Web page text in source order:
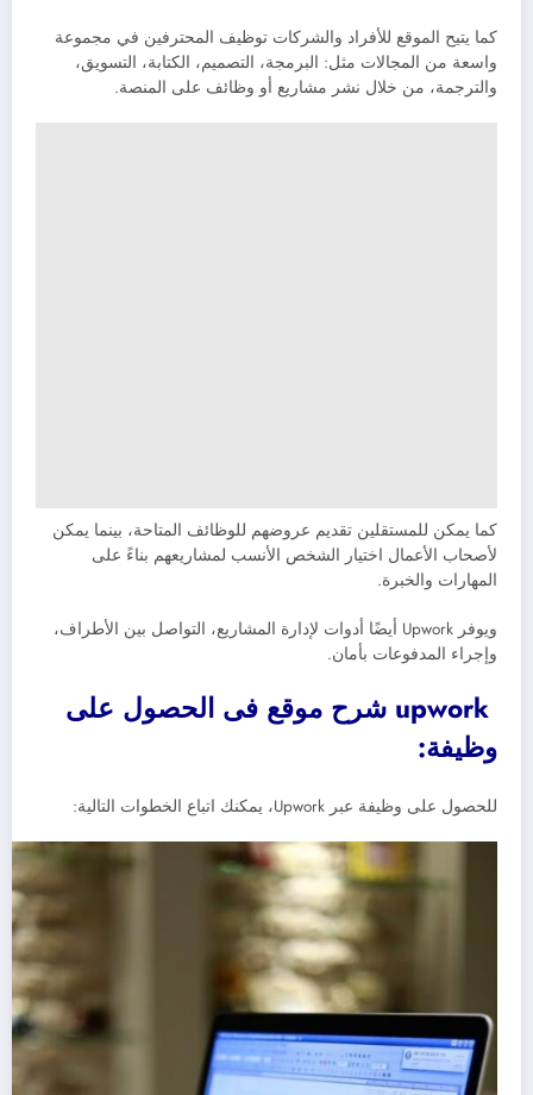
كما يتيح الموقع للأفراد والشركات توظيف المحترفين في مجموعة
واسعة من المجالات مثل: البرمجة، التصميم، الكتابة، التسويق،
والترجمة، من خلال نشر مشاريع أو وظائف على المنصة.
كما يمكن للمستقلين تقديم عروضهم للوظائف المتاحة، بينما يمكن
لأصحاب الأعمال اختيار الشخص الأنسب لمشاريعهم بناءً على
المهارات والخبرة.
ويوفر Upwork أيضًا أدوات لإدارة المشاريع، التواصل بين الأطراف،
وإجراء المدفوعات بأمان.
upwork شرح موقع فى الحصول على
وظيفة:
للحصول على وظيفة عبر Upwork، يمكنك اتباع الخطوات التالية: